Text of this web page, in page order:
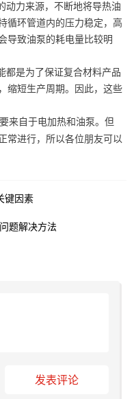
动力来源，不断地将导热油
循环管道内的压力稳定，高
导致油泵的耗电量比较明
都是为了保证复合材料产品
缩短生产周期。因此，这些
来自于电加热和油泵。但
常进行，所以各位朋友可以
键因素
题解决方法
发表评论